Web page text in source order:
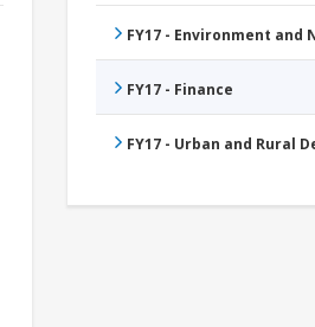
FY17 - Environment
FY17 - Finance
FY17 - Urban and Rural